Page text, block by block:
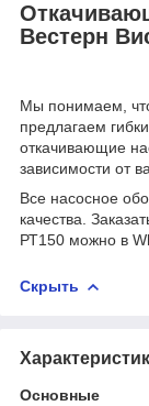
Вестерн
Мы понимаем,
предлагаем
откачивающие
зависимости от
Все насосное
качества.
РТ150 можно в
Скрыть
Основные